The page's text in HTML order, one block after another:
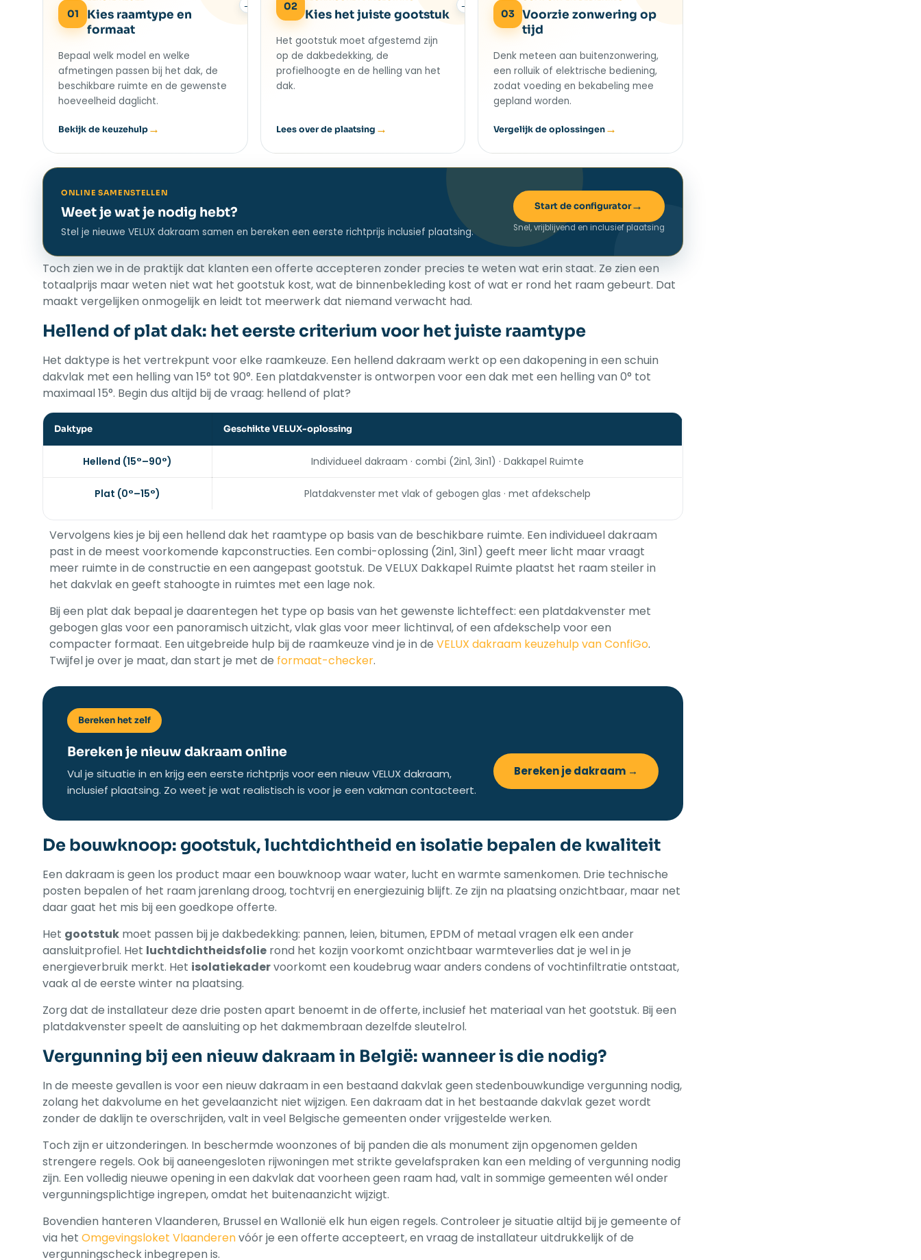
→
01
Kies raamtype en
formaat
Bepaal welk model en welke
afmetingen passen bij het dak, de
beschikbare ruimte en de gewenste
hoeveelheid daglicht.
Bekijk de keuzehulp
→
02
Kies het juiste gootstuk
Het gootstuk moet afgestemd zijn
op de dakbedekking, de
profielhoogte en de helling van het
dak.
Lees over de plaatsing
03
Voorzie zonwering op
tijd
Denk meteen aan buitenzonwering,
een rolluik of elektrische bediening,
zodat voeding en bekabeling mee
gepland worden.
Vergelijk de oplossingen
ONLINE SAMENSTELLEN
Weet je wat je nodig hebt?
Stel je nieuwe VELUX dakraam samen en bereken een eerste richtprijs inclusief plaatsing.
Start de configurator
Snel, vrijblijvend en inclusief plaatsing
Toch zien we in de praktijk dat klanten een offerte accepteren zonder precies te weten wat erin staat. Ze zien een
totaalprijs maar weten niet wat het gootstuk kost, wat de binnenbekleding kost of wat er rond het raam gebeurt. Dat
maakt vergelijken onmogelijk en leidt tot meerwerk dat niemand verwacht had.
Hellend of plat dak: het eerste criterium voor het juiste raamtype
Het daktype is het vertrekpunt voor elke raamkeuze. Een hellend dakraam werkt op een dakopening in een schuin
dakvlak met een helling van 15° tot 90°. Een platdakvenster is ontworpen voor een dak met een helling van 0° tot
maximaal 15°. Begin dus altijd bij de vraag: hellend of plat?
Daktype Geschikte VELUX-oplossing
Hellend (15°–90°) Individueel dakraam · combi (2in1, 3in1) · Dakkapel Ruimte
Plat (0°–15°) Platdakvenster met vlak of gebogen glas · met afdekschelp
Vervolgens kies je bij een hellend dak het raamtype op basis van de beschikbare ruimte. Een individueel dakraam
past in de meest voorkomende kapconstructies. Een combi-oplossing (2in1, 3in1) geeft meer licht maar vraagt
meer ruimte in de constructie en een aangepast gootstuk. De VELUX Dakkapel Ruimte plaatst het raam steiler in
het dakvlak en geeft stahoogte in ruimtes met een lage nok.
Bij een plat dak bepaal je daarentegen het type op basis van het gewenste lichteffect: een platdakvenster met
gebogen glas voor een panoramisch uitzicht, vlak glas voor meer lichtinval, of een afdekschelp voor een
compacter formaat. Een uitgebreide hulp bij de raamkeuze vind je in de VELUX dakraam keuzehulp van ConfiGo.
Twijfel je over je maat, dan start je met de formaat-checker.
Bereken het zelf
Bereken je nieuw dakraam online
Vul je situatie in en krijg een eerste richtprijs voor een nieuw VELUX dakraam,
inclusief plaatsing. Zo weet je wat realistisch is voor je een vakman contacteert.
Bereken je dakraam →
De bouwknoop: gootstuk, luchtdichtheid en isolatie bepalen de kwaliteit
Een dakraam is geen los product maar een bouwknoop waar water, lucht en warmte samenkomen. Drie technische
posten bepalen of het raam jarenlang droog, tochtvrij en energiezuinig blijft. Ze zijn na plaatsing onzichtbaar, maar net
daar gaat het mis bij een goedkope offerte.
Het gootstuk moet passen bij je dakbedekking: pannen, leien, bitumen, EPDM of metaal vragen elk een ander
aansluitprofiel. Het luchtdichtheidsfolie rond het kozijn voorkomt onzichtbaar warmteverlies dat je wel in je
energieverbruik merkt. Het isolatiekadervoorkomt een koudebrug waar anders condens of vochtinfiltratie ontstaat,
vaak al de eerste winter na plaatsing.
Zorg dat de installateur deze drie posten apart benoemt in de offerte, inclusief het materiaal van het gootstuk. Bij een
platdakvenster speelt de aansluiting op het dakmembraan dezelfde sleutelrol.
Vergunning bij een nieuw dakraam in België: wanneer is die nodig?
In de meeste gevallen is voor een nieuw dakraam in een bestaand dakvlak geen stedenbouwkundige vergunning nodig,
zolang het dakvolume en het gevelaanzicht niet wijzigen. Een dakraam dat in het bestaande dakvlak gezet wordt
zonder de daklijn te overschrijden, valt in veel Belgische gemeenten onder vrijgestelde werken.
Toch zijn er uitzonderingen. In beschermde woonzones of bij panden die als monument zijn opgenomen gelden
strengere regels. Ook bij aaneengesloten rijwoningen met strikte gevelafspraken kan een melding of vergunning nodig
zijn. Een volledig nieuwe opening in een dakvlak dat voorheen geen raam had, valt in sommige gemeenten wél onder
vergunningsplichtige ingrepen, omdat het buitenaanzicht wijzigt.
Bovendien hanteren Vlaanderen, Brussel en Wallonië elk hun eigen regels. Controleer je situatie altijd bij je gemeente of
via het Omgevingsloket Vlaanderenvóór je een offerte accepteert, en vraag de installateur uitdrukkelijk of de
vergunningscheck inbegrepen is.